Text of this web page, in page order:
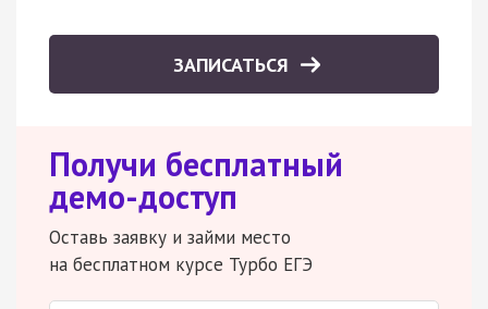
ЗАПИСАТЬСЯ
Получи бесплатный
демо-доступ
Оставь заявку и займи место
на бесплатном курсе Турбо ЕГЭ